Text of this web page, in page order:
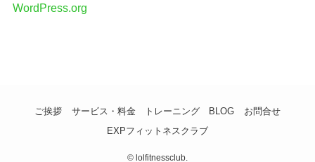
WordPress.org
ご挨拶 サービス・料金 トレーニング BLOG
お問合せ
EXPフィットネスクラブ
© lolfitnessclub.